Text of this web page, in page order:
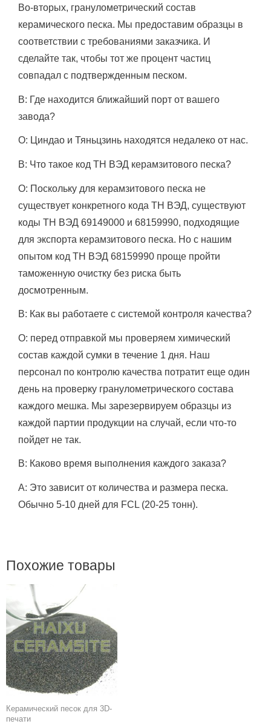
Во-вторых, гранулометрический состав
керамического песка. Мы предоставим образцы в
соответствии с требованиями заказчика. И
сделайте так, чтобы тот же процент частиц
совпадал с подтвержденным песком.
В: Где находится ближайший порт от вашего
завода?
О: Циндао и Тяньцзинь находятся недалеко от нас.
В: Что такое код ТН ВЭД керамзитового песка?
О: Поскольку для керамзитового песка не
существует конкретного кода ТН ВЭД, существуют
коды ТН ВЭД 69149000 и 68159990, подходящие
для экспорта керамзитового песка. Но с нашим
опытом код ТН ВЭД 68159990 проще пройти
таможенную очистку без риска быть
досмотренным.
В: Как вы работаете с системой контроля качества?
О: перед отправкой мы проверяем химический
состав каждой сумки в течение 1 дня. Наш
персонал по контролю качества потратит еще один
день на проверку гранулометрического состава
каждого мешка. Мы зарезервируем образцы из
каждой партии продукции на случай, если что-то
пойдет не так.
В: Каково время выполнения каждого заказа?
A: Это зависит от количества и размера песка.
Обычно 5-10 дней для FCL (20-25 тонн).
Похожие товары
Керамический песок для 3D-
печати